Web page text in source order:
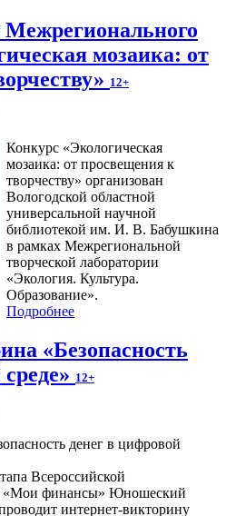
мозаика: от
12+
Конкурс «Экологическая
мозаика: от просвещения к
творчеству» организован
Вологодской областной
универсальной научной
библиотекой им. И. В. Бабушкина
в рамках Межрегиональной
творческой лаборатории
«Экология. Культура.
Образование».
Подробнее
«Безопасность
12+
Всероссийской
«Мои финансы» Юношеский
интернет-викторину